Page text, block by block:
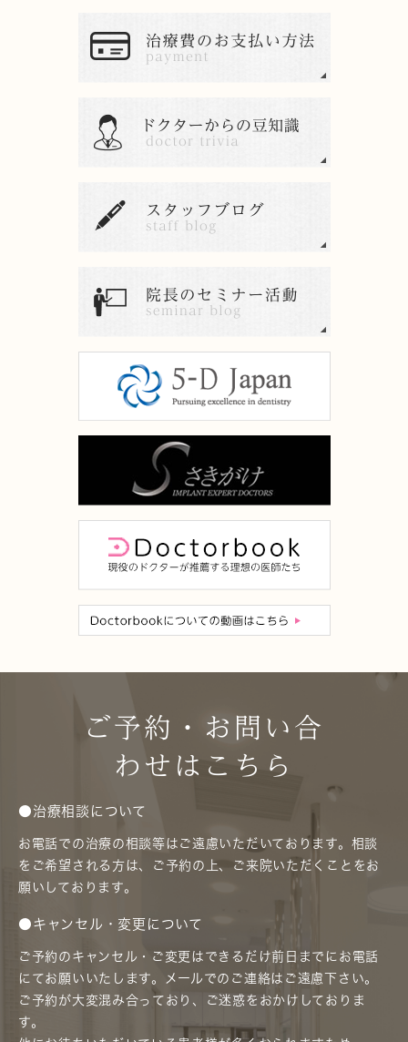
ご予約・お問い合
わせはこちら
●治療相談について
お電話での治療の相談等はご遠慮いただいております。相談
をご希望される方は、ご予約の上、ご来院いただくことをお
願いしております。
●キャンセル・変更について
ご予約のキャンセル・ご変更はできるだけ前日までにお電話
にてお願いいたします。メールでのご連絡はご遠慮下さい。
ご予約が大変混み合っており、ご迷惑をおかけしておりま
す。